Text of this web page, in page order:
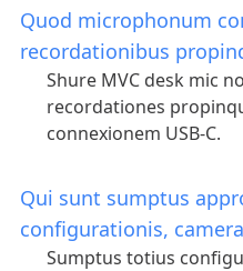
Quod microphonum
recordationibus
Shure MVC desk mic
recordationes
connexionem USB-C.
Qui sunt sumptus
configurationis,
Sumptus totius